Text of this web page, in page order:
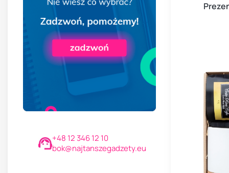
+48 12 346 12 10
bok@najtanszegadzety.eu